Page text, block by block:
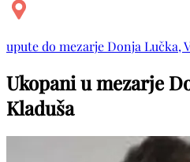
upute do mezarje Donja Lučka,
Ukopani u mezarje
Kladuša